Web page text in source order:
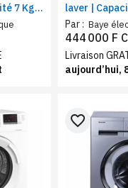
7 Kg,
LED,
laver |
Kg / Séchage
| Technologie
silver
Par : Baye
444 000 F
Livraison
aujourd’hui,
favorite_border